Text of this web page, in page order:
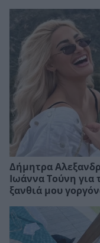
Δήμητρα
Ιωάννα Τούνη για
ξανθιά μου